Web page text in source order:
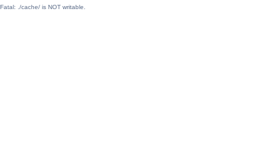
Fatal: ./cache/ is NOT writable.